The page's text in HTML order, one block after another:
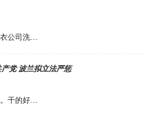
公司洗…
党 波兰拟立法严惩
干的好…